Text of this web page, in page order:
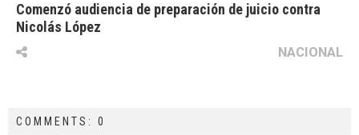
Comenzó audiencia de preparación de juicio contra
Nicolás López
NACIONAL
COMMENTS: 0